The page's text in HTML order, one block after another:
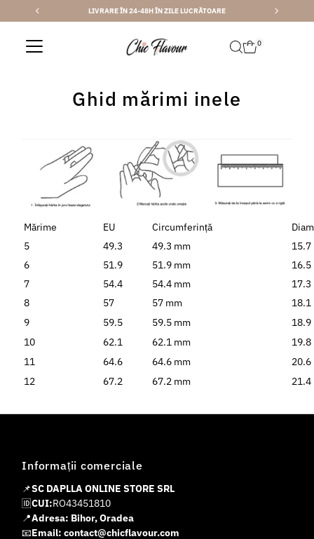
Sari la conținut LIVRARE ÎN 24-48H ÎN ZILE LUCRĂTOARE
0
Ghid mărimi inele
Mărime EU Circumferință
5
49.3 49.3 mm
15.7
6
51.9 51.9 mm
16.5
7
54.4 54.4 mm
17.3
8
57 57 mm
18.1
9
59.5 59.5 mm
18.9
10
62.1 62.1 mm
19.8
11
64.6 64.6 mm
20.6
12
67.2 67.2 mm 21.4
Informații comerciale
📌SC DAPLLA ONLINE STORE SRL
🆔CUI:RO43451810
📍Adresa: Bihor, Oradea
📧Email: contact@chicflavour.com